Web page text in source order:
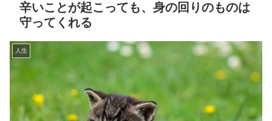
辛いことが起こっても、身の回りのものは
守ってくれる
人生